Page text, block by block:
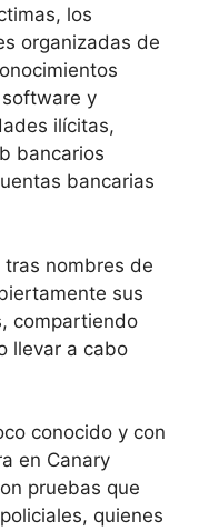
los
organizadas de
y
ilícitas,
bancarios
bancarias
nombres de
sus
compartiendo
llevar a cabo
conocido y con
en Canary
pruebas que
quienes